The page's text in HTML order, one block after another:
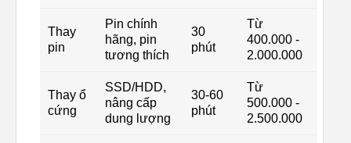
Thay
pin
Pin chính
hãng, pin
tương thích
30
phút
Từ
400.000 -
2.000.000
Thay ổ
cứng
SSD/HDD,
nâng cấp
dung lượng
30-60
phút
Từ
500.000 -
2.500.000